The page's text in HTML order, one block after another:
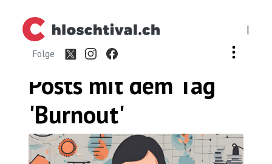
|
Folge
Posts mit dem Tag
'Burnout'